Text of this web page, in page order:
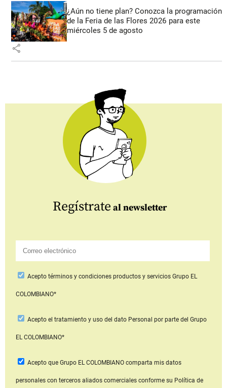
¿Aún no tiene plan? Conozca la programación
de la Feria de las Flores 2026 para este
miércoles 5 de agosto
share
Regístrate al newsletter
Aceptotérminos y condiciones productos y serviciosGrupo EL
COLOMBIANO*
Acepto el tratamiento y uso del dato Personal por parte del Grupo
EL COLOMBIANO*
Acepto que Grupo EL COLOMBIANOcomparta mis datos
personales con terceros aliados comerciales conforme su Política de